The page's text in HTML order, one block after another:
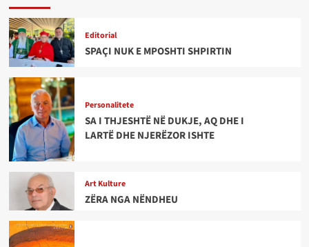
Editorial
SPAÇI NUK E MPOSHTI SHPIRTIN
Personalitete
SA I THJESHTË NË DUKJE, AQ DHE I
LARTË DHE NJERËZOR ISHTE
Art Kulture
ZËRA NGA NËNDHEU